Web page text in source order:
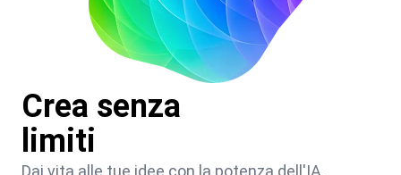
Crea senza
limiti
Dai vita alle tue idee con la potenza dell'IA.